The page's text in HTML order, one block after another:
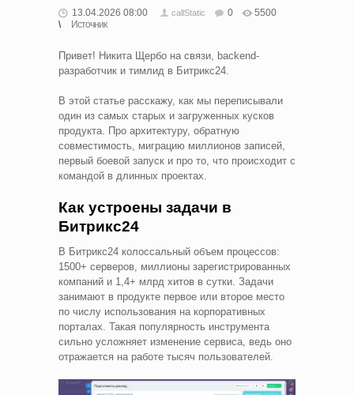
13.04.2026 08:00 callStatic 0
5500
Источник
Привет! Никита Щербо на связи, backend-
разработчик и тимлид в Битрикс24.
В этой статье расскажу, как мы переписывали
один из самых старых и загруженных кусков
продукта. Про архитектуру, обратную
совместимость, миграцию миллионов записей,
первый боевой запуск и про то, что происходит с
командой в длинных проектах.
Как устроены задачи в
Битрикс24
В Битрикс24 колоссальный объем процессов:
1500+ серверов, миллионы зарегистрированных
компаний и 1,4+ млрд хитов в сутки. Задачи
занимают в продукте первое или второе место
по числу использования на корпоративных
порталах. Такая популярность инструмента
сильно усложняет изменение сервиса, ведь оно
отражается на работе тысяч пользователей.